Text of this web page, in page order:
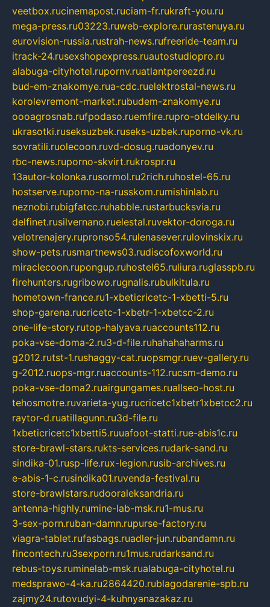
veetbox.rucinemapost.ruciam-fr.rukraft-you.ru
mega-press.ru03223.ruweb-explore.rurastenuya.ru
eurovision-russia.rustrah-news.rufreeride-team.ru
itrack-24.rusexshopexpress.ruautostudiopro.ru
alabuga-cityhotel.rupornv.ruatlantpereezd.ru
bud-em-znakomye.rua-cdc.ruelektrostal-news.ru
korolevremont-market.rubudem-znakomye.ru
oooagrosnab.rufpodaso.ruemfire.rupro-otdelky.ru
ukrasotki.ruseksuzbek.ruseks-uzbek.ruporno-vk.ru
sovratili.ruolecoon.ruvd-dosug.ruadonyev.ru
rbc-news.ruporno-skvirt.rukrospr.ru
13autor-kolonka.rusormol.ru2rich.ruhostel-65.ru
hostserve.ruporno-na-russkom.rumishinlab.ru
neznobi.rubigfatcc.ruhabble.rustarbucksvia.ru
delfinet.rusilvernano.ruelestal.ruvektor-doroga.ru
velotrenajery.rupronso54.rulenasever.rulovinskix.ru
show-pets.rusmartnews03.rudiscofoxworld.ru
miraclecoon.rupongup.ruhostel65.ruliura.ruglasspb.ru
firehunters.rugribowo.rugnalis.rubulkitula.ru
hometown-france.ru1-xbeticricetc-1-xbetti-5.ru
shop-garena.rucricetc-1-xbetr-1-xbetcc-2.ru
one-life-story.rutop-halyava.ruaccounts112.ru
poka-vse-doma-2.ru3-d-file.ruhahahaharms.ru
g2012.rutst-1.rushaggy-cat.ruopsmgr.ruev-gallery.ru
g-2012.ruops-mgr.ruaccounts-112.rucsm-demo.ru
poka-vse-doma2.ruairgungames.ruallseo-host.ru
tehosmotre.ruvarieta-yug.rucricetc1xbetr1xbetcc2.ru
raytor-d.ruatillagunn.ru3d-file.ru
1xbeticricetc1xbetti5.ruuafoot-statti.rue-abis1c.ru
store-brawl-stars.rukts-services.rudark-sand.ru
sindika-01.rusp-life.rux-legion.rusib-archives.ru
e-abis-1-c.rusindika01.ruvenda-festival.ru
store-brawlstars.rudooraleksandria.ru
antenna-highly.rumine-lab-msk.ru1-mus.ru
3-sex-porn.ruban-damn.rupurse-factory.ru
viagra-tablet.rufasbags.ruadler-jun.rubandamn.ru
fincontech.ru3sexporn.ru1mus.rudarksand.ru
rebus-toys.ruminelab-msk.rualabuga-cityhotel.ru
medsprawo-4-ka.ru2864420.rublagodarenie-spb.ru
zajmy24.rutovudyi-4-kuhnyanazakaz.ru